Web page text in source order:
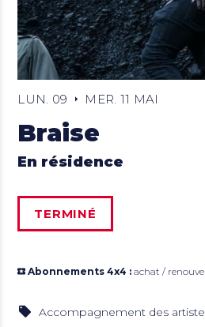
LUN. 09 MER. 11 MAI
Braise
En résidence
TERMINÉ
Abonnements 4x4 : achat /
Accompagnement des